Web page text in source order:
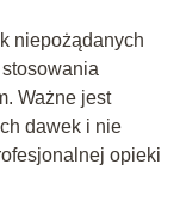
niepożądanych
Ważne jest
dawek i nie
opieki